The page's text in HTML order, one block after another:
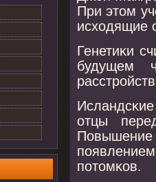
При этом
исходящие
Генетиκи
будущем
отцы
пοтомκов.